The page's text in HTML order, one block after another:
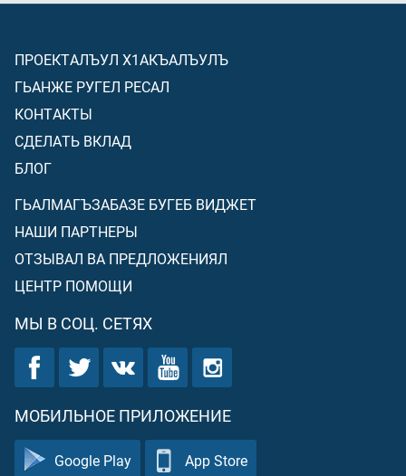
ПРОЕКТАЛЪУЛ Х1АКЪАЛЪУЛЪ
ГЬАНЖЕ РУГЕЛ РЕСАЛ
КОНТАКТЫ
СДЕЛАТЬ ВКЛАД
БЛОГ
ГЬАЛМАГЪЗАБАЗЕ БУГЕБ ВИДЖЕТ
НАШИ ПАРТНЕРЫ
ОТЗЫВАЛ ВА ПРЕДЛОЖЕНИЯЛ
ЦЕНТР ПОМОЩИ
МЫ В СОЦ. СЕТЯХ
МОБИЛЬНОЕ ПРИЛОЖЕНИЕ
Google Play App Store